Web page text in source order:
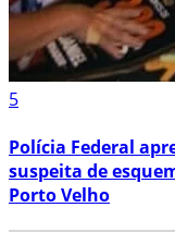
5
Polícia Federal
suspeita de
Porto Velho